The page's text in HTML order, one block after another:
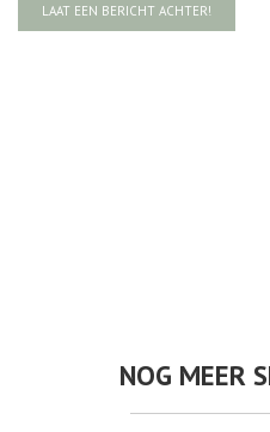
LAAT EEN BERICHT ACHTER!
NOG MEER